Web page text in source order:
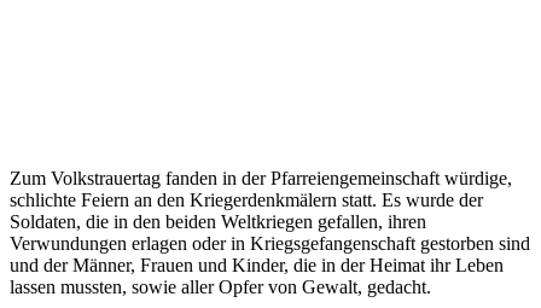
Zum Volkstrauertag fanden in der Pfarreiengemeinschaft würdige,
schlichte Feiern an den Kriegerdenkmälern statt. Es wurde der
Soldaten, die in den beiden Weltkriegen gefallen, ihren
Verwundungen erlagen oder in Kriegsgefangenschaft gestorben sind
und der Männer, Frauen und Kinder, die in der Heimat ihr Leben
lassen mussten, sowie aller Opfer von Gewalt, gedacht.